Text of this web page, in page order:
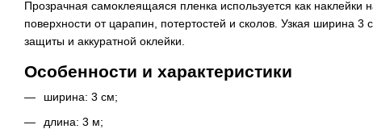
Прозрачная самоклеящаяся пленка используется как наклейки
поверхности от царапин, потертостей и сколов. Узкая ширина 3
защиты и аккуратной оклейки.
Особенности и характеристики
ширина: 3 см;
длина: 3 м;